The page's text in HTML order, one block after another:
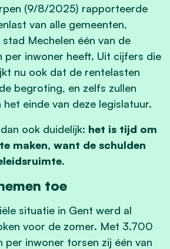
(9/8/2025) rapporteerde
van alle gemeenten,
Mechelen één van de
per inwoner heeft. Uit cijfers die
nu ook dat de rentelasten
begroting, en zelfs zullen
einde van deze legislatuur.
ook duidelijk: het is tijd om
maken, want de schulden
.
toe
situatie in Gent werd al
voor de zomer. Met 3.700
per inwoner torsen zij één van